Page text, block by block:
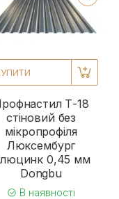
Т-18
стіновий без
мікропрофіля
Люксембург
0,45 мм
Dongbu
В наявності